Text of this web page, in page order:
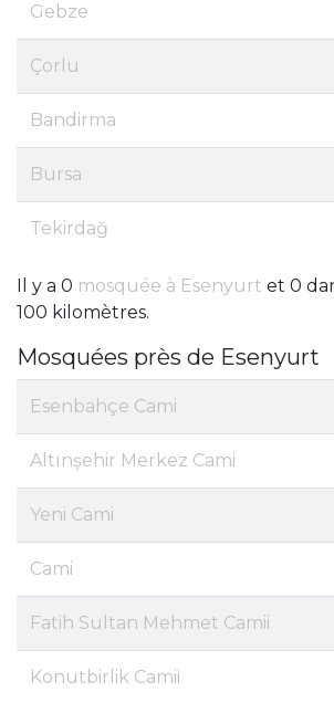
Gebze
Çorlu
Bandirma
Bursa
Tekirdağ
Il y a 0 mosquée à Esenyurt et 0
100 kilomètres.
Mosquées près de Esenyurt
Esenbahçe Cami
Altınşehir Merkez Cami
Yeni Cami
Cami
Fatih Sultan Mehmet Camii
Konutbirlik Camii